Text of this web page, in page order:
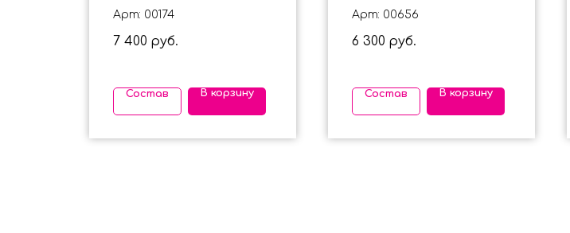
и большого шара с
надписью BOSS для
мужчины
Арт: 00174
7 400 руб.
Состав В корзину
мальчика "Бэтмэн"
Арт: 00656
6 300 руб.
Состав В корзину